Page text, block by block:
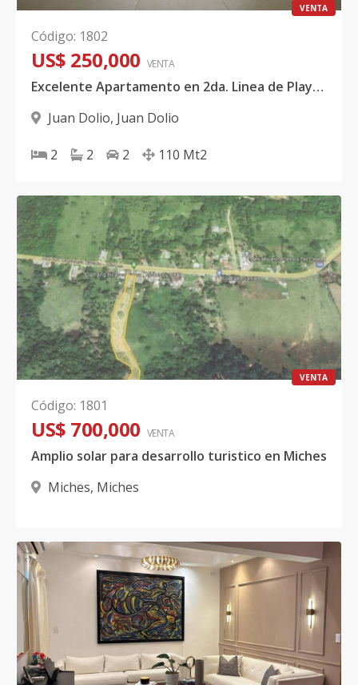
VENTA
Código: 1802
US$ 250,000 VENTA
Excelente Apartamento en 2da. Linea de Playa, Juan Dolio
Juan Dolio, Juan Dolio
2 2 2 110 Mt2
VENTA
Código: 1801
US$ 700,000 VENTA
Amplio solar para desarrollo turistico en Miches
Miches, Miches